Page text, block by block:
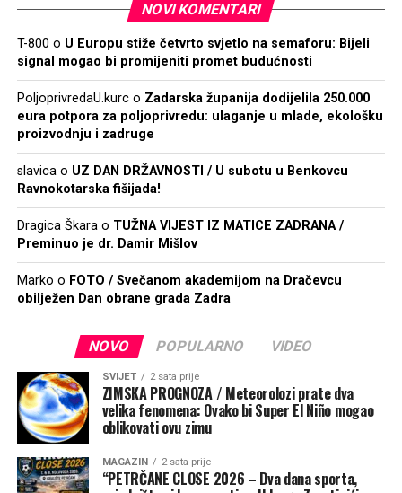
NOVI KOMENTARI
T-800 o U Europu stiže četvrto svjetlo na semaforu: Bijeli
signal mogao bi promijeniti promet budućnosti
PoljoprivredaU.kurco Zadarska županija dodijelila 250.000
eura potpora za poljoprivredu: ulaganje u mlade, ekološku
proizvodnju i zadruge
slavicao UZ DAN DRŽAVNOSTI / U subotu u Benkovcu
Ravnokotarska fišijada!
Dragica Škarao TUŽNA VIJEST IZ MATICE ZADRANA /
Preminuo je dr. Damir Mišlov
Marko o FOTO / Svečanom akademijom na Dračevcu
obilježen Dan obrane grada Zadra
NOVO POPULARNO VIDEO
SVIJET 2 sata prije
ZIMSKA PROGNOZA / Meteorolozi prate dva
velika fenomena: Ovako bi Super El Niño mogao
oblikovati ovu zimu
MAGAZIN 2 sata prije
“PETRČANE CLOSE 2026 – Dva dana sporta,